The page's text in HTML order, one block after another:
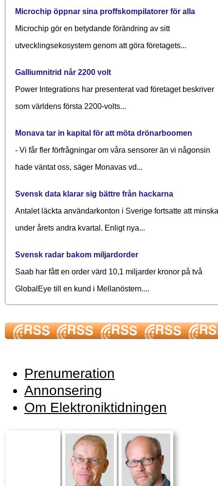
Microchip öppnar sina proffskompilatorer för alla
Microchip gör en betydande förändring av sitt
utvecklingsekosystem genom att göra företagets...
Galliumnitrid når 2200 volt
Power Integrations har presenterat vad företaget beskriver
som världens första 2200-volts...
Monava tar in kapital för att möta drönarboomen
- Vi får fler förfrågningar om våra sensorer än vi någonsin
hade väntat oss, säger Monavas vd...
Svensk data klarar sig bättre från hackarna
Antalet läckta användarkonton i Sverige fortsatte att minska
under årets andra kvartal. Enligt nya...
Svensk radar bakom miljardorder
Saab har fått en order värd 10,1 miljarder kronor på två
GlobalEye till en kund i Mellanöstern....
Prenumeration
Annonsering
Om Elektroniktidningen